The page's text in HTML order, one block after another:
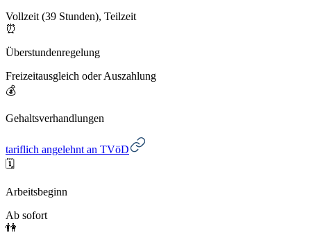
Vollzeit (39 Stunden), Teilzeit
⏰
Überstundenregelung
Freizeitausgleich oder Auszahlung
💰
Gehaltsverhandlungen
tariflich angelehnt an TVöD
🗓️
Arbeitsbeginn
Ab sofort
👫